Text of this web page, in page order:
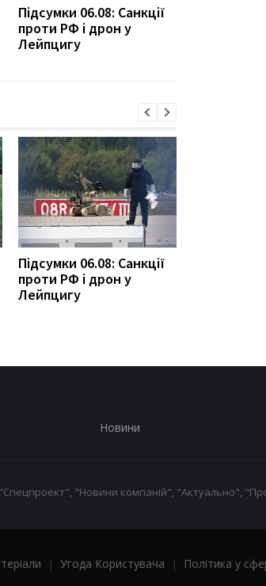
Підсумки 06.08: Санкції
проти РФ і дрон у
Лейпцигу
Підсумки 06.08: Санкції
проти РФ і дрон у
Лейпцигу
Новини
"Новини компаній", "Актуально",
| Угода Користувача |
Політика у